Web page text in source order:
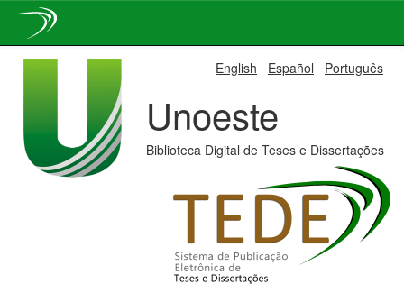
English Español Português
Unoeste
Biblioteca Digital de Teses e Dissertações